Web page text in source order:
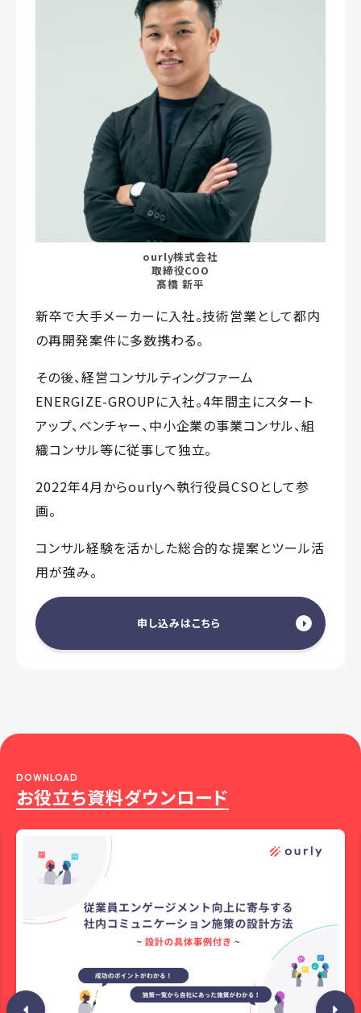
ourly株式会社
取締役COO
髙橋 新平
新卒で大手メーカーに入社。技術営業として都内
の再開発案件に多数携わる。
その後、経営コンサルティングファーム
ENERGIZE-GROUPに入社。4年間主にスタート
アップ、ベンチャー、中小企業の事業コンサル、組
織コンサル等に従事して独立。
2022年4月からourlyへ執行役員CSOとして参
画。
コンサル経験を活かした総合的な提案とツール活
用が強み。
申し込みはこちら
お役立ち資料ダウンロード
DOWNLOAD